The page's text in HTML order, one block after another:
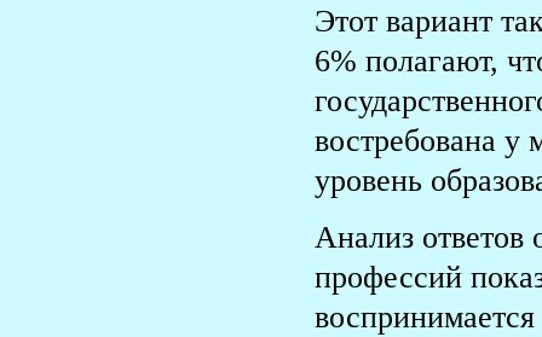
Этот вариант
6% полагают,
востребована
уровень
Анализ ответов
профессий